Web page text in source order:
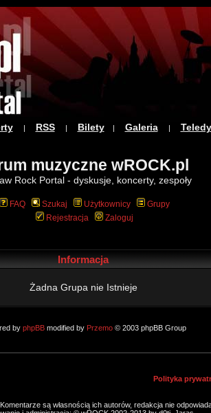
| RSS| Bilety| Galeria|
muzyczne wROCK.pl
Rock Portal - dyskusje, koncerty, zespoły
FAQ Szukaj Użytkownicy
Grupy
Rejestracja
Zaloguj
Informacja
Żadna Grupa nie Istnieje
by phpBBmodified by Przemo© 2003 phpBB Group
Polityka
są własnością ich autorów, redakcja nie